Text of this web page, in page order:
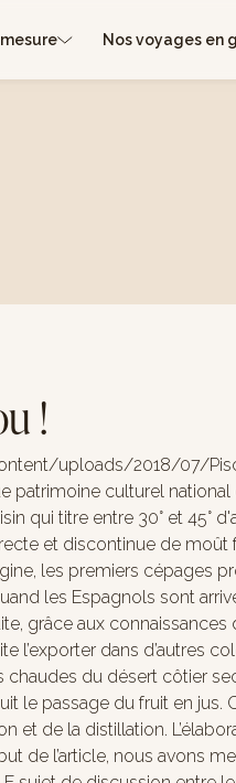
Nos voyages en
!
uploads/2018/07/
patrimoine culturel
qui titre entre 30° et 45°
et discontinue de moût
les premiers cépages
les Espagnols sont
grâce aux
l’exporter dans d’autres
chaudes du désert côtier
le passage du fruit en
et de la distillation.
de l’article, nous avons